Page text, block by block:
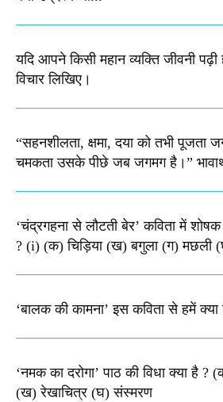
यदि आपने किसी महान व्यक्ति जीवनी
विचार लिखिए।
“सहनशीलता, क्षमा, दया को तभी पूजता
चमकता उसके पीछे जब जगमग है।”​
‘चंद्रगहना से लौटती बेर’ कविता में
? (i) (क) चिड़िया (ख) बगुला (ग) मछली
‘बालक की कामना’ इस कविता से हमें क्या
‘नमक का दरोगा’ पाठ की विधा क्या है ?
(ख) रेखाचित्र (घ) संस्मरण​